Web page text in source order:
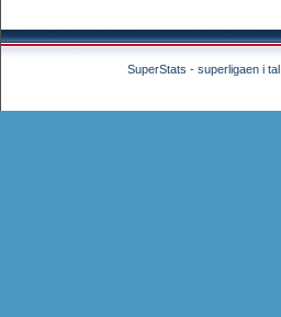
SuperStats - superligaen i tal